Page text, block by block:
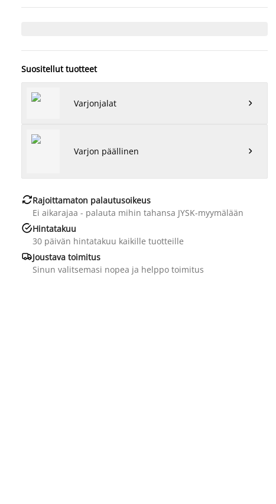
Suositellut tuotteet
Varjonjalat 
Varjon päällinen 
Rajoittamaton palautusoikeus
Ei aikarajaa - palauta mihin tahansa JYSK-myymälään
Hintatakuu
30 päivän hintatakuu kaikille tuotteille
Joustava toimitus
Sinun valitsemasi nopea ja helppo toimitus